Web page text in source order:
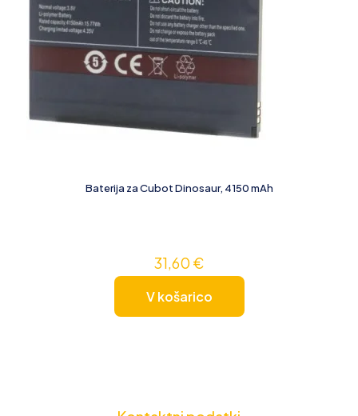
Baterija za Cubot Dinosaur, 4150 mAh
31,60 €
V košarico